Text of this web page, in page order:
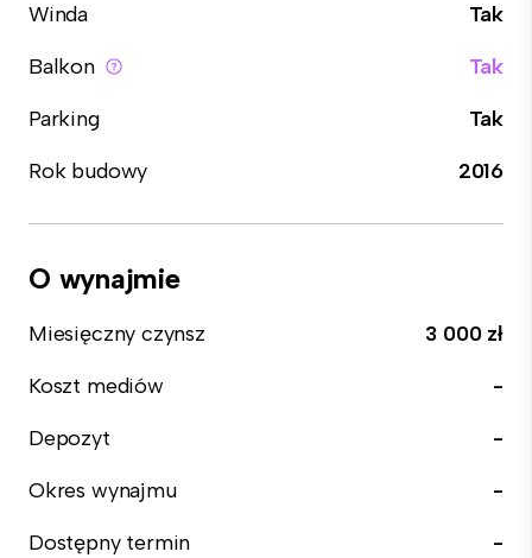
Winda
Tak
Balkon
Tak
Parking
Tak
Rok budowy
2016
O wynajmie
Miesięczny czynsz
3 000 zł
Koszt mediów
-
Depozyt
-
Okres wynajmu
-
Dostępny termin
-